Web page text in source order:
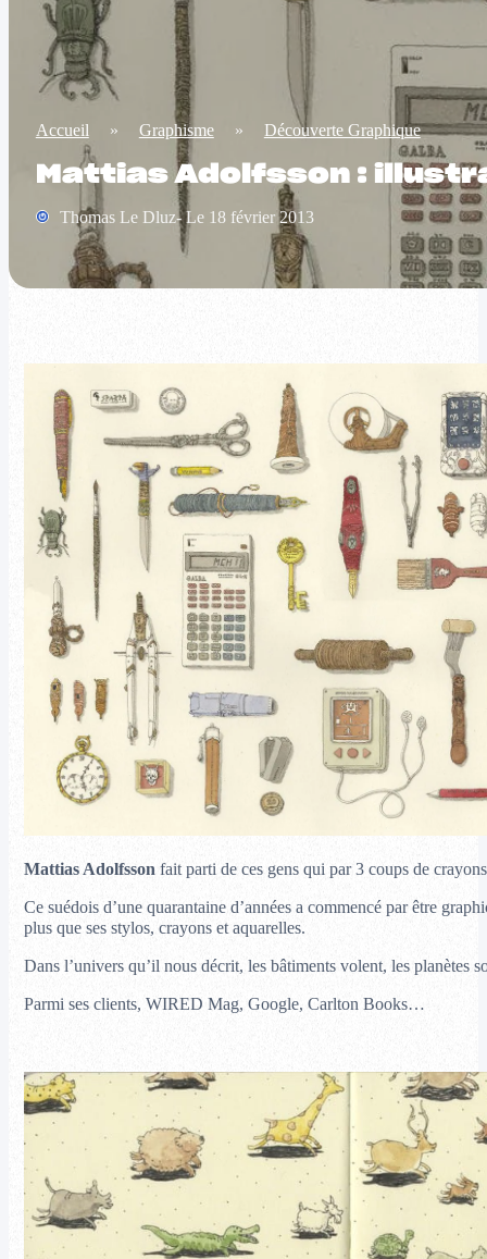
Accueil » Graphisme » Découverte Graphique
Mattias Adolfsson :
Thomas Le Dluz- Le 18 février 2013
Mattias Adolfssonfait parti de ces gens qui par 3 coups de
Ce suédois d’une quarantaine d’années a commencé par être
plus que ses stylos, crayons et aquarelles.
Dans l’univers qu’il nous décrit, les bâtiments volent, les planètes
Parmi ses clients, WIRED Mag, Google, Carlton Books…